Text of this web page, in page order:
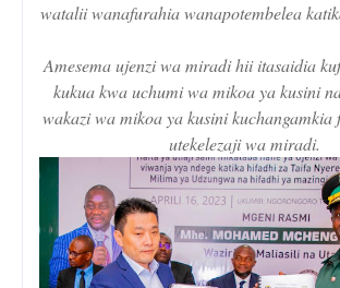
watalii wanafurahia wanapotembelea
Amesema ujenzi wa miradi hii itasaidia
kukua kwa uchumi wa mikoa ya kusini
wakazi wa mikoa ya kusini kuchangamkia
utekelezaji wa miradi.